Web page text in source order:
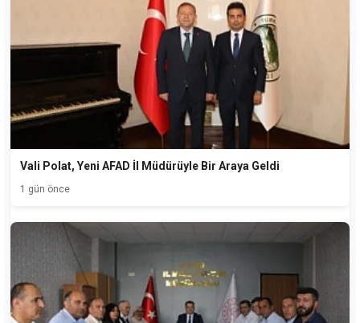
Vali Polat, Yeni AFAD İl Müdürüyle Bir Araya Geldi
1 gün önce